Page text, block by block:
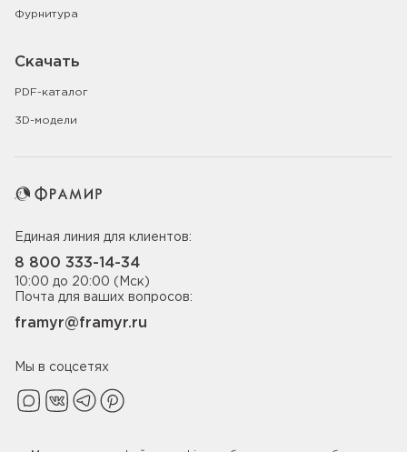
Фурнитура
Скачать
PDF-каталог
3D-модели
Единая линия для клиентов:
8 800 333-14-34
10:00 до 20:00 (Мск)
Почта для ваших вопросов:
framyr@framyr.ru
Мы в соцсетях